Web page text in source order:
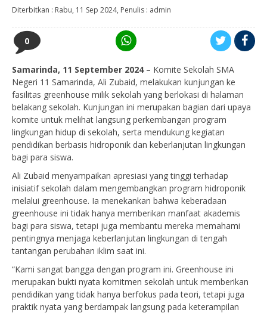
Diterbitkan : Rabu, 11 Sep 2024, Penulis : admin
0
Samarinda, 11 September 2024– Komite Sekolah SMA
Negeri 11 Samarinda, Ali Zubaid, melakukan kunjungan ke
fasilitas greenhouse milik sekolah yang berlokasi di halaman
belakang sekolah. Kunjungan ini merupakan bagian dari upaya
komite untuk melihat langsung perkembangan program
lingkungan hidup di sekolah, serta mendukung kegiatan
pendidikan berbasis hidroponik dan keberlanjutan lingkungan
bagi para siswa.
Ali Zubaid menyampaikan apresiasi yang tinggi terhadap
inisiatif sekolah dalam mengembangkan program hidroponik
melalui greenhouse. Ia menekankan bahwa keberadaan
greenhouse ini tidak hanya memberikan manfaat akademis
bagi para siswa, tetapi juga membantu mereka memahami
pentingnya menjaga keberlanjutan lingkungan di tengah
tantangan perubahan iklim saat ini.
“Kami sangat bangga dengan program ini. Greenhouse ini
merupakan bukti nyata komitmen sekolah untuk memberikan
pendidikan yang tidak hanya berfokus pada teori, tetapi juga
praktik nyata yang berdampak langsung pada keterampilan